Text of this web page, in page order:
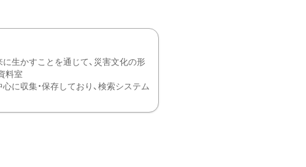
に生かすことを通じて、災害文化の形
料室
に収集・保存しており、検索システム